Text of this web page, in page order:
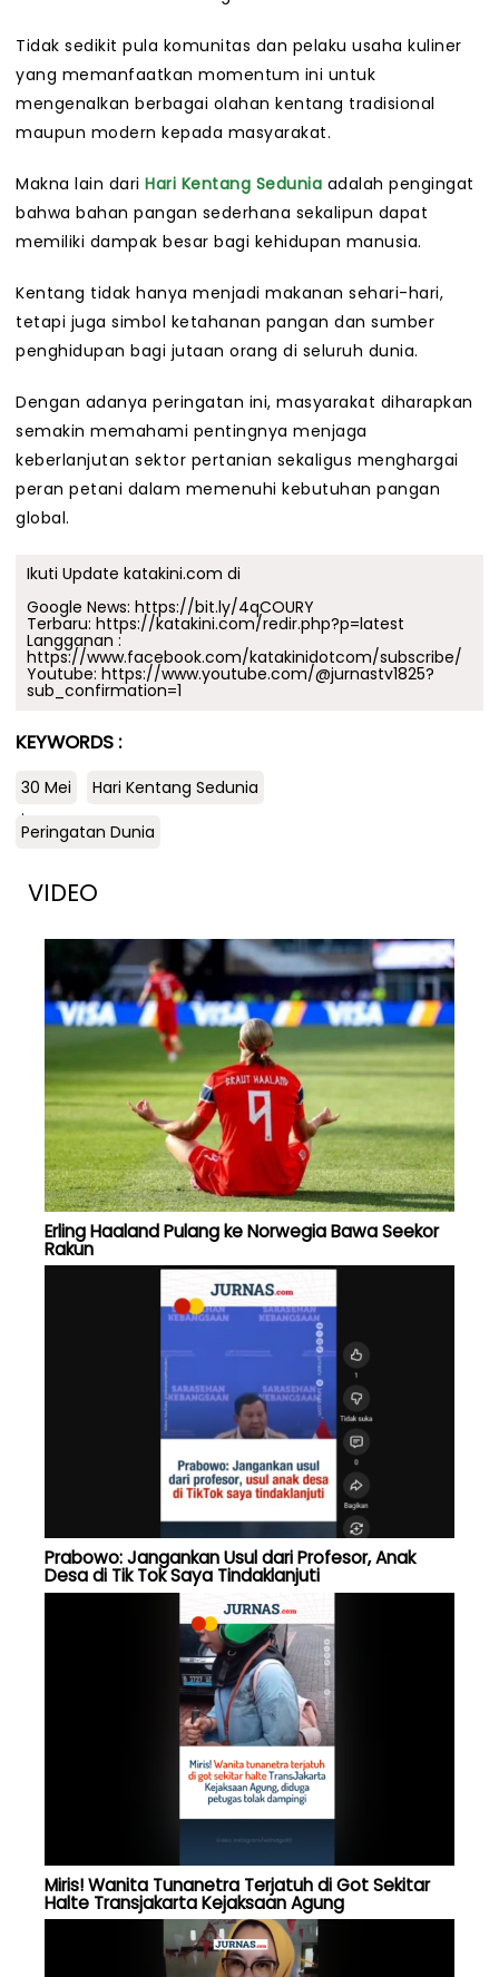
Tidak sedikit pula komunitas dan pelaku usaha kuliner
yang memanfaatkan momentum ini untuk
mengenalkan berbagai olahan kentang tradisional
maupun modern kepada masyarakat.
Makna lain dari Hari Kentang Sedunia adalah pengingat
bahwa bahan pangan sederhana sekalipun dapat
memiliki dampak besar bagi kehidupan manusia.
Kentang tidak hanya menjadi makanan sehari-hari,
tetapi juga simbol ketahanan pangan dan sumber
penghidupan bagi jutaan orang di seluruh dunia.
Dengan adanya peringatan ini, masyarakat diharapkan
semakin memahami pentingnya menjaga
keberlanjutan sektor pertanian sekaligus menghargai
peran petani dalam memenuhi kebutuhan pangan
global.
Ikuti Update katakini.com di
Google News: https://bit.ly/4qCOURY
Terbaru: https://katakini.com/redir.php?p=latest
Langganan :
https://www.facebook.com/katakinidotcom/subscribe/
Youtube: https://www.youtube.com/@jurnastv1825?
sub_confirmation=1
KEYWORDS :
30 Mei
Hari Kentang Sedunia
.
Peringatan Dunia
VIDEO
Erling Haaland Pulang ke Norwegia Bawa Seekor
Rakun
Prabowo: Jangankan Usul dari Profesor, Anak
Desa di Tik Tok Saya Tindaklanjuti
Miris! Wanita Tunanetra Terjatuh di Got Sekitar
Halte Transjakarta Kejaksaan Agung